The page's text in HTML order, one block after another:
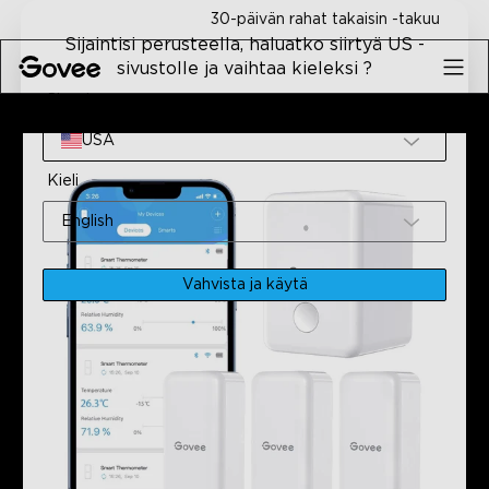
30-päivän rahat takaisin -takuu
Sijaintisi perusteella, haluatko siirtyä US -
sivustolle ja vaihtaa kieleksi ?
USA
Kieli
English
Vahvista ja käytä